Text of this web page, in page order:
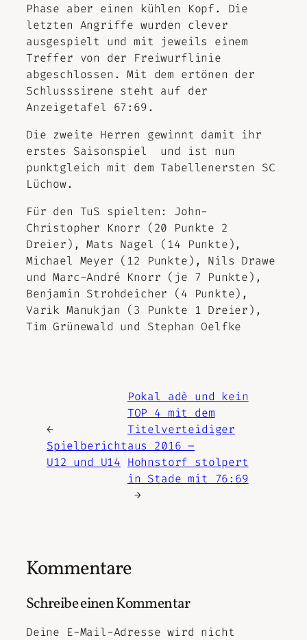
Phase aber einen kühlen Kopf. Die
letzten Angriffe wurden clever
ausgespielt und mit jeweils einem
Treffer von der Freiwurflinie
abgeschlossen. Mit dem ertönen der
Schlusssirene steht auf der
Anzeigetafel 67:69.
Die zweite Herren gewinnt damit ihr
erstes Saisonspiel und ist nun
punktgleich mit dem Tabellenersten SC
Lüchow.
Für den TuS spielten: John-
Christopher Knorr (20 Punkte 2
Dreier), Mats Nagel (14 Punkte),
Michael Meyer (12 Punkte), Nils Drawe
und Marc-André Knorr (je 7 Punkte),
Benjamin Strohdeicher (4 Punkte),
Varik Manukjan (3 Punkte 1 Dreier),
Tim Grünewald und Stephan Oelfke
←
Spielbericht
U12 und U14
Pokal adè und kein
TOP 4 mit dem
Titelverteidiger
aus 2016 –
Hohnstorf stolpert
in Stade mit 76:69
→
Kommentare
Schreibe einen Kommentar
Deine E-Mail-Adresse wird nicht